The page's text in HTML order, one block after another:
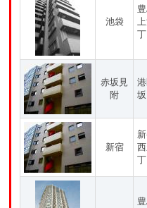
池袋
赤坂見
附
新宿